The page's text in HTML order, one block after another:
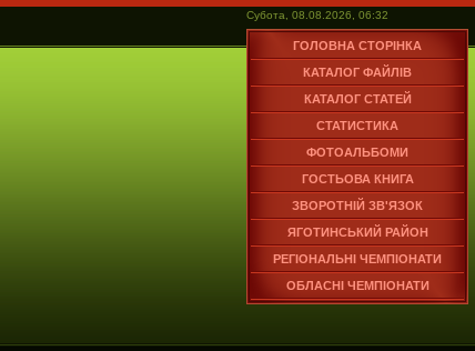
Субота, 08.08.2026, 06:32
ГОЛОВНА СТОРІНКА
КАТАЛОГ ФАЙЛІВ
КАТАЛОГ СТАТЕЙ
СТАТИСТИКА
ФОТОАЛЬБОМИ
ГОСТЬОВА КНИГА
ЗВОРОТНІЙ ЗВ'ЯЗОК
ЯГОТИНСЬКИЙ РАЙОН
РЕГІОНАЛЬНІ ЧЕМПІОНАТИ
ОБЛАСНІ ЧЕМПІОНАТИ